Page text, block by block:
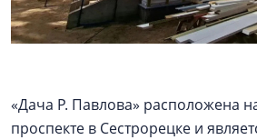
«Дача Р. Павлова» расположена
проспекте в Сестрорецке и